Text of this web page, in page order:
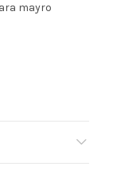
mayro